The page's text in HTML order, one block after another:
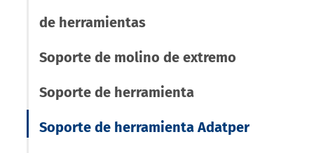
de herramientas
Soporte de molino de extremo
Soporte de herramienta
Soporte de herramienta Adatper